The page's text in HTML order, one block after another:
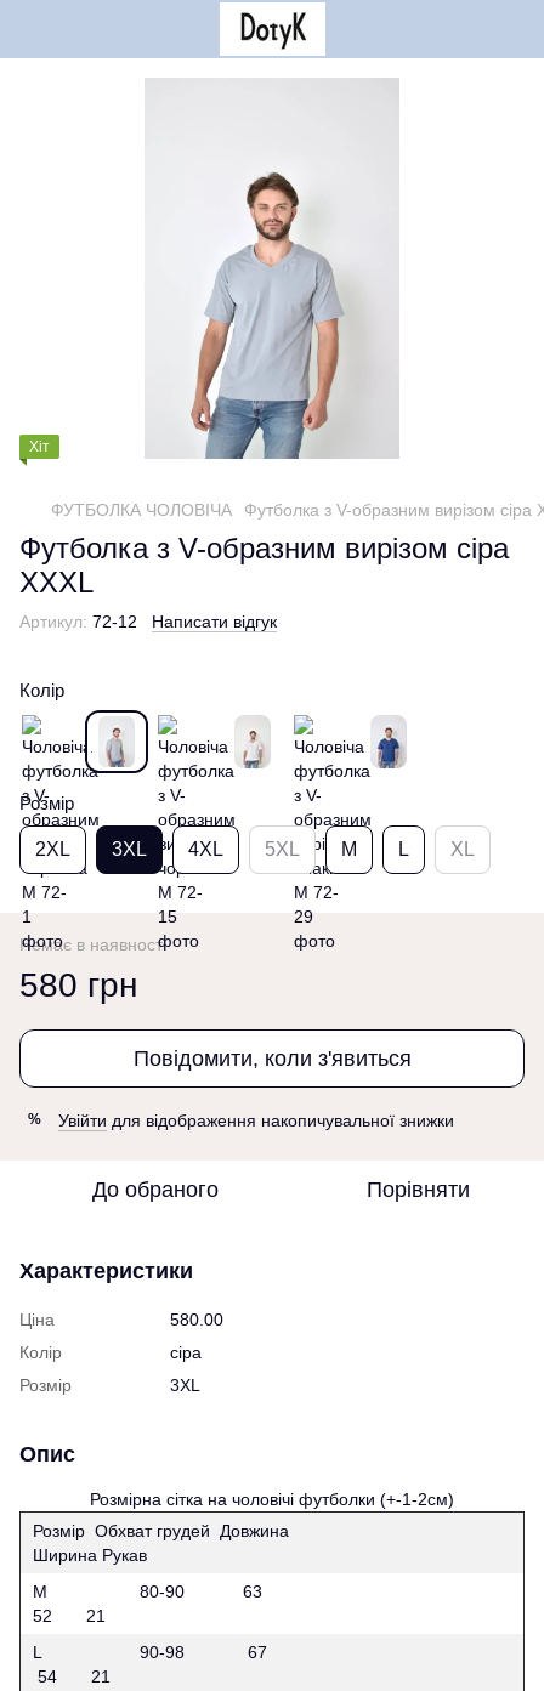
Хіт
ФУТБОЛКА ЧОЛОВІЧА Футболка з V-образним вирізом сіра
Футболка з V-образним вирізом сіра
XXXL
Артикул: 72-12 Написати відгук
Колір
Розмір
2XL 3XL 4XL 5XL M L XL
Немає в наявності
580 грн
Повідомити, коли з'явиться
% Увійти для відображення накопичувальної знижки
До обраного Порівняти
Характеристики
Ціна
580.00
Колір
сіра
Розмір
3XL
Опис
Розмірна сітка на чоловічі футболки (+-1-2см)
Розмір Обхват грудей Довжина
Ширина Рукав
M 80-90 63
52 21
L 90-98 67
54 21